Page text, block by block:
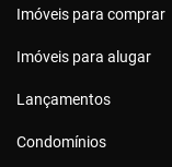
Imóveis para comprar
Imóveis para alugar
Lançamentos
Condomínios